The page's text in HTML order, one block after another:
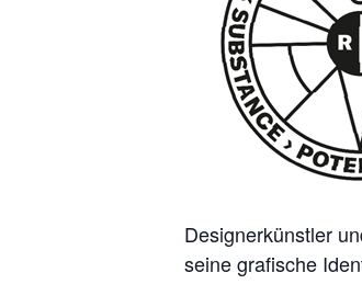
Designerkünstler
seine grafische